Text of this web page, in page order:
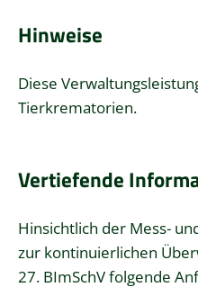
Hinweise
Diese
Tierkrematorien.
Vertiefende
Hinsichtlich der Mess-
zur kontinuierlichen
27. BImSchV folgende